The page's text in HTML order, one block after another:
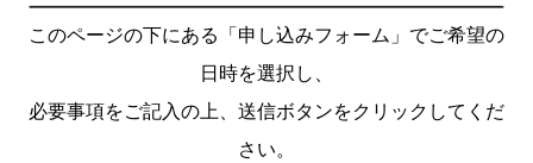
このページの下にある「申し込みフォーム」でご希望の
日時を選択し、
必要事項をご記入の上、送信ボタンをクリックしてくだ
さい。